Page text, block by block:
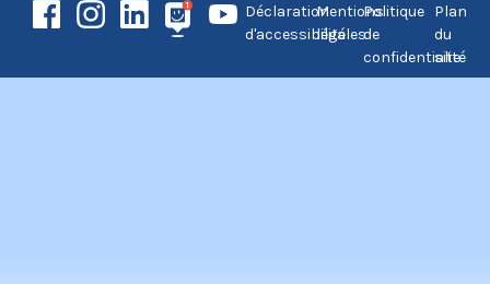
Déclaration
d'accessibilité
Mentions
légales
Politique
de
confidentialité
Plan
du
site